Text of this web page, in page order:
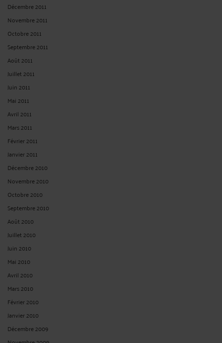
Décembre 2011
Novembre 2011
Octobre 2011
Septembre 2011
Août 2011
Juillet 2011
Juin 2011
Mai 2011
Avril 2011
Mars 2011
Février 2011
Janvier 2011
Décembre 2010
Novembre 2010
Octobre 2010
Septembre 2010
Août 2010
Juillet 2010
Juin 2010
Mai 2010
Avril 2010
Mars 2010
Février 2010
Janvier 2010
Décembre 2009